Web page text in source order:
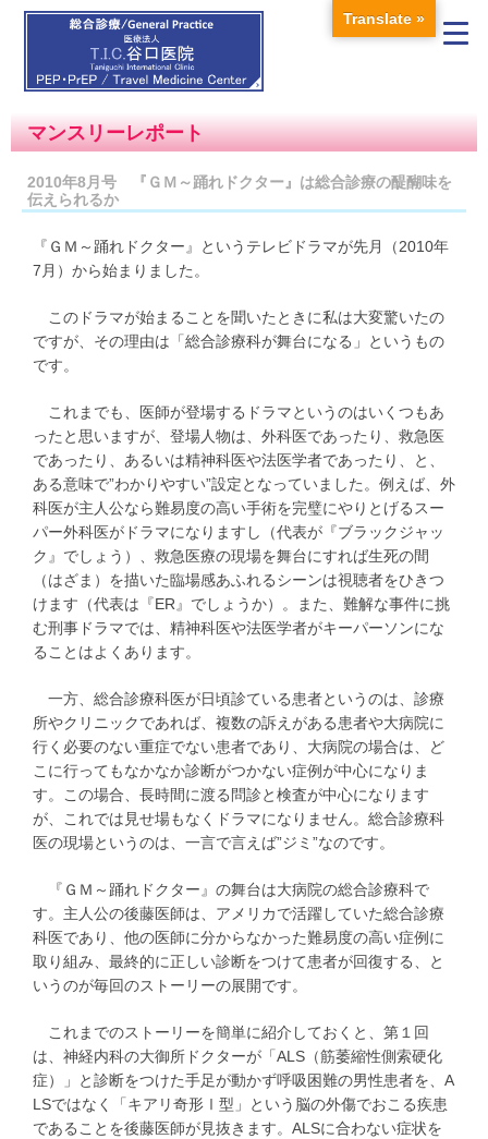
マンスリーレポート
2010年8月号 『ＧＭ～踊れドクター』は総合診療の醍醐味を
伝えられるか
『ＧＭ～踊れドクター』というテレビドラマが先月（2010年
7月）から始まりました。
このドラマが始まることを聞いたときに私は大変驚いたの
ですが、その理由は「総合診療科が舞台になる」というもの
です。
これまでも、医師が登場するドラマというのはいくつもあ
ったと思いますが、登場人物は、外科医であったり、救急医
であったり、あるいは精神科医や法医学者であったり、と、
ある意味で”わかりやすい”設定となっていました。例えば、外
科医が主人公なら難易度の高い手術を完璧にやりとげるスー
パー外科医がドラマになりますし（代表が『ブラックジャッ
ク』でしょう）、救急医療の現場を舞台にすれば生死の間
（はざま）を描いた臨場感あふれるシーンは視聴者をひきつ
けます（代表は『ER』でしょうか）。また、難解な事件に挑
む刑事ドラマでは、精神科医や法医学者がキーパーソンにな
ることはよくあります。
一方、総合診療科医が日頃診ている患者というのは、診療
所やクリニックであれば、複数の訴えがある患者や大病院に
行く必要のない重症でない患者であり、大病院の場合は、ど
こに行ってもなかなか診断がつかない症例が中心になりま
す。この場合、長時間に渡る問診と検査が中心になります
が、これでは見せ場もなくドラマになりません。総合診療科
医の現場というのは、一言で言えば”ジミ”なのです。
『ＧＭ～踊れドクター』の舞台は大病院の総合診療科で
す。主人公の後藤医師は、アメリカで活躍していた総合診療
科医であり、他の医師に分からなかった難易度の高い症例に
取り組み、最終的に正しい診断をつけて患者が回復する、と
いうのが毎回のストーリーの展開です。
これまでのストーリーを簡単に紹介しておくと、第１回
は、神経内科の大御所ドクターが「ALS（筋萎縮性側索硬化
症）」と診断をつけた手足が動かず呼吸困難の男性患者を、A
LSではなく「キアリ奇形Ⅰ型」という脳の外傷でおこる疾患
であることを後藤医師が見抜きます。ALSに合わない症状を
Translate »